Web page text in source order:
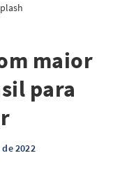
maior
para
2022